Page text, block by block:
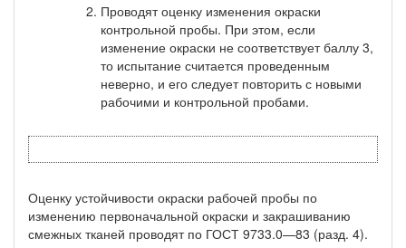
Проводят оценку изменения окраски
контрольной пробы. При этом, если
изменение окраски не соответствует баллу 3,
то испытание считается проведенным
неверно, и его следует пов­торить с новыми
рабочими и контрольной пробами.
Оценку устойчивости окраски рабочей пробы по
изменению пер­воначальной окраски и закрашиванию
смежных тканей проводят по ГОСТ 9733.0—83 (разд. 4).